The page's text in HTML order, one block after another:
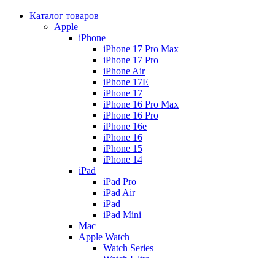
Каталог товаров
Apple
iPhone
iPhone 17 Pro Max
iPhone 17 Pro
iPhone Air
iPhone 17E
iPhone 17
iPhone 16 Pro Max
iPhone 16 Pro
iPhone 16e
iPhone 16
iPhone 15
iPhone 14
iPad
iPad Pro
iPad Air
iPad
iPad Mini
Mac
Apple Watch
Watch Series